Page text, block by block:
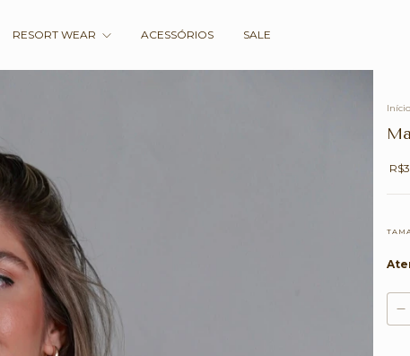
RESORT WEAR ACESSÓRIOS SALE
Início